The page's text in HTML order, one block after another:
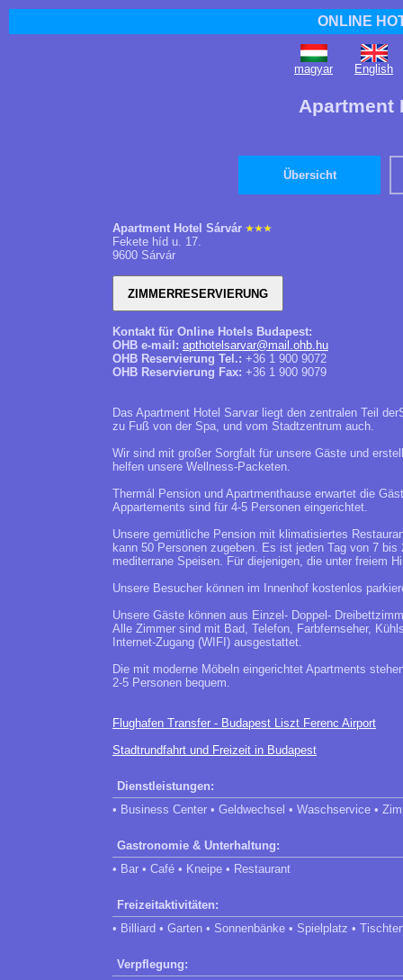
ONLINE
magyar English
Apartment
Übersicht
Apartment Hotel Sárvár
Fekete híd u. 17.
9600 Sárvár
Kontakt für Online Hotels Budapest:
OHB e-mail: apthotelsarvar@mail.ohb.hu
OHB Reservierung Tel.: +36 1 900 9072
OHB Reservierung Fax: +36 1 900 9079
Das Apartment Hotel Sarvar liegt den zentralen Teil
zu Fuß von der Spa, und vom Stadtzentrum auch.
Wir sind mit großer Sorgfalt für unsere Gäste und
helfen unsere Wellness-Packeten.
Thermál Pension und Apartmenthause erwartet die
Appartements sind für 4-5 Personen eingerichtet.
Unsere gemütliche Pension mit klimatisiertes
kann 50 Personen zugeben. Es ist jeden Tag von 7
mediterrane Speisen. Für diejenigen, die unter freiem
Unsere Besucher können im Innenhof kostenlos
Unsere Gäste können aus Einzel- Doppel-
Alle Zimmer sind mit Bad, Telefon, Farbfernseher,
Internet-Zugang (WIFI) ausgestattet.
Die mit moderne Möbeln eingerichtet Apartments
2-5 Personen bequem.
Flughafen Transfer - Budapest Liszt Ferenc Airport
Stadtrundfahrt und Freizeit in Budapest
Dienstleistungen:
• Business Center • Geldwechsel • Waschservice •
Gastronomie & Unterhaltung:
• Bar • Café • Kneipe • Restaurant
Freizeitaktivitäten:
• Billiard • Garten • Sonnenbänke • Spielplatz •
Verpflegung: